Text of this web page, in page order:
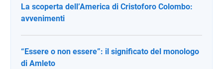
La scoperta dell’America di Cristoforo Colombo:
avvenimenti
“Essere o non essere”: il significato del monologo
di Amleto